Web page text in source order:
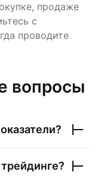
продаже
с
проводите
вопросы